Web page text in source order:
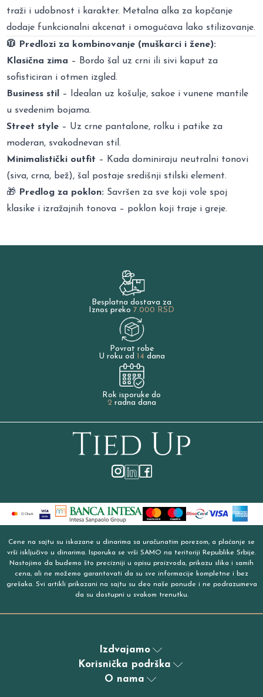
traži i udobnost i karakter. Metalna alka za kopčanje
dodaje funkcionalni akcenat i omogućava lako stilizovanje.
🧥 Predlozi za kombinovanje (muškarci i žene):
Klasična zima – Bordo šal uz crni ili sivi kaput za
sofisticiran i otmen izgled.
Business stil
– Idealan uz košulje, sakoe i vunene mantile
u svedenim bojama.
Street style – Uz crne pantalone, rolku i patike za
moderan, svakodnevan stil.
Minimalistički outfit – Kada dominiraju neutralni tonovi
(siva, crna, bež), šal postaje središnji stilski element.
🎁
Predlog za poklon: Savršen za sve koji vole spoj
klasike i izražajnih tonova – poklon koji traje i greje.
Besplatna dostava za
Iznos preko 7.000 RSD
Povrat robe
U roku od 14dana
Rok isporuke do
2radna dana
Cene na sajtu su iskazane u dinarima sa uračunatim porezom, a plaćanje se
vrši isključivo u dinarima. Isporuka se vrši SAMO na teritoriji Republike Srbije.
Nastojimo da budemo što precizniji u opisu proizvoda, prikazu slika i samih
cena, ali ne možemo garantovati da su sve informacije kompletne i bez
grešaka. Svi artikli prikazani na sajtu su deo naše ponude i ne podrazumeva
da su dostupni u svakom trenutku.
Izdvajamo
Korisnička podrška
O nama